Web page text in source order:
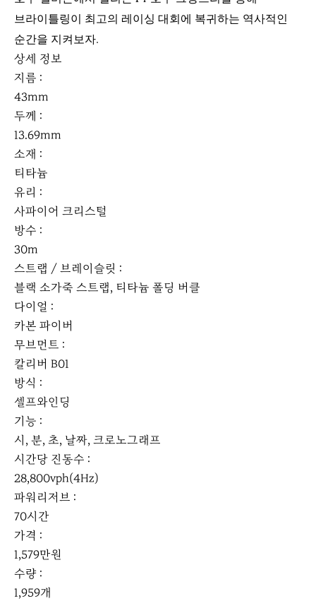
브라이틀링이 최고의 레이싱 대회에 복귀하는 역사적인
순간을 지켜보자.
상세 정보
지름 :
43mm
두께 :
13.69mm
소재 :
티타늄
유리 :
사파이어 크리스털
방수 :
30m
스트랩 / 브레이슬릿 :
블랙 소가죽 스트랩, 티타늄 폴딩 버클
다이얼 :
카본 파이버
무브먼트 :
칼리버 B01
방식 :
셀프와인딩
기능 :
시, 분, 초, 날짜, 크로노그래프
시간당 진동수 :
28,800vph(4Hz)
파워리저브 :
70시간
가격 :
1,579만원
수량 :
1,959개